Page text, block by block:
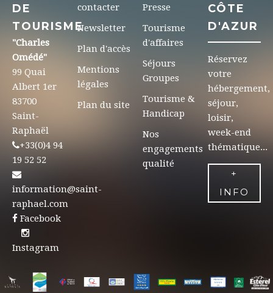
DE
TOURISME
"Charles
Omédé"
99 Quai
Albert 1er
83700
Saint-
Raphaël
+33(0)4 94
19 52 52
information@saint-
raphael.com
Facebook
Instagram
contacter
Newsletter
Plan d'accès
Mentions
légales
Plan du site
Presse
Tourisme
d'affaires
Séjours
Groupes
Tourisme &
Handicap
Nos
engagements
qualité
CÔTE
D'AZUR
Réservez
votre
hébergement,
séjour,
loisir,
week-end
thématique...
+
INFO